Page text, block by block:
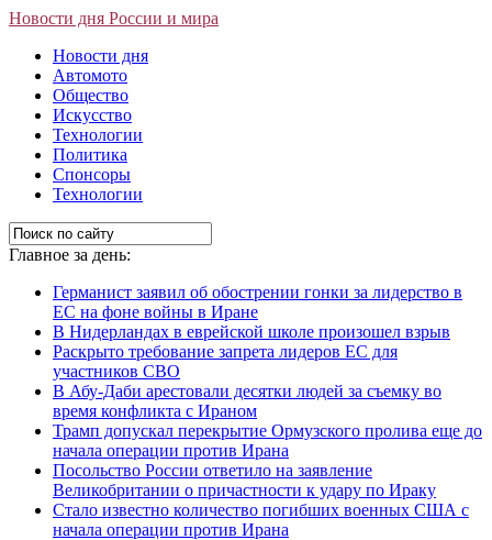
Новости дня России и мира
Новости дня
Автомото
Общество
Искусство
Технологии
Политика
Спонсоры
Технологии
Главное за день:
Германист заявил об обострении гонки за лидерство в
ЕС на фоне войны в Иране
В Нидерландах в еврейской школе произошел взрыв
Раскрыто требование запрета лидеров ЕС для
участников СВО
В Абу-Даби арестовали десятки людей за съемку во
время конфликта с Ираном
Трамп допускал перекрытие Ормузского пролива еще до
начала операции против Ирана
Посольство России ответило на заявление
Великобритании о причастности к удару по Ираку
Стало известно количество погибших военных США с
начала операции против Ирана